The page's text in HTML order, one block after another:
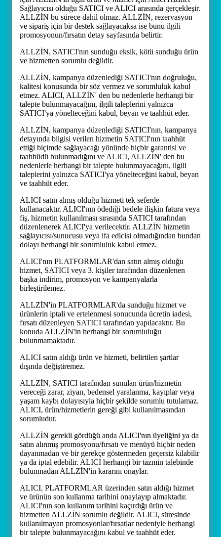
Sağlayıcısı olduğu SATICI ve ALICI arasında gerçekleşir.
ALLZİN bu sürece dahil olmaz. ALLZİN, rezervasyon
ve sipariş için bir destek sağlayacaksa ise bunu ilgili
promosyonun/fırsatın detay sayfasında belirtir.
ALLZİN, SATICI'nın sunduğu eksik, kötü sunduğu ürün
ve hizmetten sorumlu değildir.
ALLZİN, kampanya düzenlediği SATICI'nın doğruluğu,
kalitesi konusunda bir söz vermez ve sorumluluk kabul
etmez. ALICI, ALLZİN' den bu nedenlerle herhangi bir
talepte bulunmayacağını, ilgili taleplerini yalnızca
SATICI'ya yönelteceğini kabul, beyan ve taahhüt eder.
ALLZİN, kampanya düzenlediği SATICI'nın, kampanya
detayında bilgisi verilen hizmetin SATICI'nın taahhüt
ettiği biçimde sağlayacağı yönünde hiçbir garantisi ve
taahhüdü bulunmadığını ve ALICI, ALLZİN' den bu
nedenlerle herhangi bir talepte bulunmayacağını, ilgili
taleplerini yalnızca SATICI'ya yönelteceğini kabul, beyan
ve taahhüt eder.
ALICI satın almış olduğu hizmeti tek seferde
kullanacaktır. ALICI'nın ödediği bedele ilişkin fatura veya
fiş, hizmetin kullanılması sırasında SATICI tarafından
düzenlenerek ALICI'ya verilecektir. ALLZİN hizmetin
sağlayıcısı/sunucusu veya ifa edicisi olmadığından bundan
dolayı herhangi bir sorumluluk kabul etmez.
ALICI'nın PLATFORMLAR'dan satın almış olduğu
hizmet, SATICI veya 3. kişiler tarafından düzenlenen
başka indirim, promosyon ve kampanyalarla
birleştirilemez.
ALLZİN'in PLATFORMLAR'da sunduğu hizmet ve
ürünlerin iptali ve ertelenmesi sonucunda ücretin iadesi,
fırsatı düzenleyen SATICI tarafından yapılacaktır. Bu
konuda ALLZİN'in herhangi bir sorumluluğu
bulunmamaktadır.
ALICI satın aldığı ürün ve hizmeti, belirtilen şartlar
dışında değiştiremez.
ALLZİN, SATICI tarafından sunulan ürün/hizmetin
vereceği zarar, ziyan, bedensel yaralanma, kayıplar veya
yaşam kaybı dolayısıyla hiçbir şekilde sorumlu tutulamaz.
ALICI, ürün/hizmetlerin gereği gibi kullanılmasından
sorumludur.
ALLZİN gerekli gördüğü anda ALICI'nın üyeliğini ya da
satın alınmış promosyonu/fırsatı ve menüyü hiçbir neden
dayanmadan ve bir gerekçe göstermeden geçersiz kılabilir
ya da iptal edebilir. ALICI herhangi bir tazmin talebinde
bulunmadan ALLZİN'in kararını onaylar.
ALICI, PLATFORMLAR üzerinden satın aldığı hizmet
ve ürünün son kullanma tarihini onaylayıp almaktadır.
ALICI'nın son kullanım tarihini kaçırdığı ürün ve
hizmetten ALLZİN sorumlu değildir. ALICI, süresinde
kullanılmayan promosyonlar/fırsatlar nedeniyle herhangi
bir talepte bulunmayacağını kabul ve taahhüt eder.